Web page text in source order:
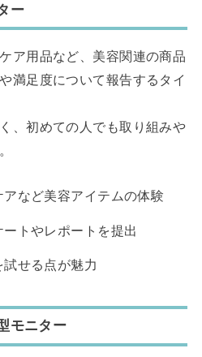
ー
ア用品など、美容関連の商品
満足度について報告するタイ
、初めての人でも取り組みや
など美容アイテムの体験
トやレポートを提出
せる点が魅力
モニター